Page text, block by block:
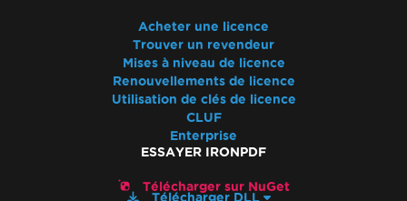
MaxHeight dans les en-têtes et les pieds de
Surcharge du rendu HTML
Positionnement des rectangles
AWS Lambda sans Docker
Espaces réservés par défaut
Appliquer une clé de licence dans IronPDF
Acheter une licence
Trouver un revendeur
Mises à niveau de licence
Renouvellements de licence
Utilisation de clés de licence
CLUF
Enterprise
ESSAYER IRONPDF
Télécharger sur NuGet
Télécharger DLL